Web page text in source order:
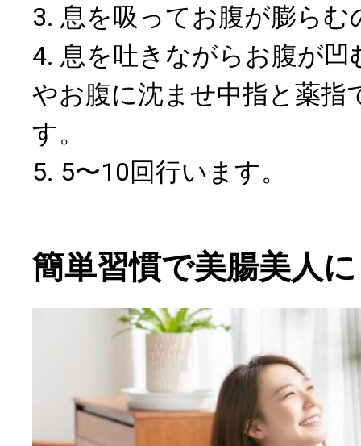
3. 息を吸ってお腹が膨ら
4. 息を吐きながらお腹が
やお腹に沈ませ中指と薬指
す。
5. 5〜10回行います。
簡単習慣で美腸美人に